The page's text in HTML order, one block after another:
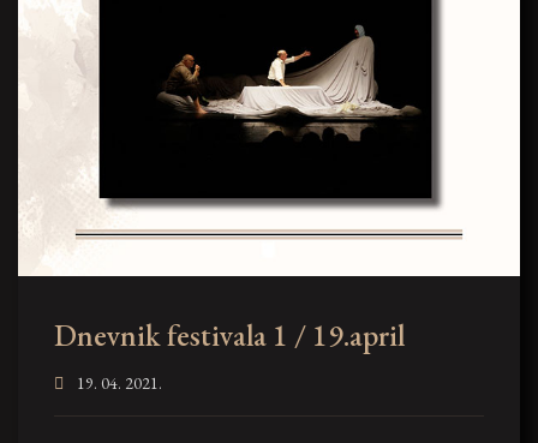
Dnevnik festivala 1 / 19.april
19. 04. 2021.